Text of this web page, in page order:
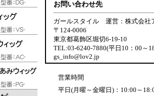
お問い合わせ先
ガールスタイル 運営：株式会社
〒124-0006
東京都葛飾区堀切6-19-10
TEL:03-6240-7880(平日10：00～
gs_info@lov2.jp
営業時間
平日(月曜～金曜日)：10:00～